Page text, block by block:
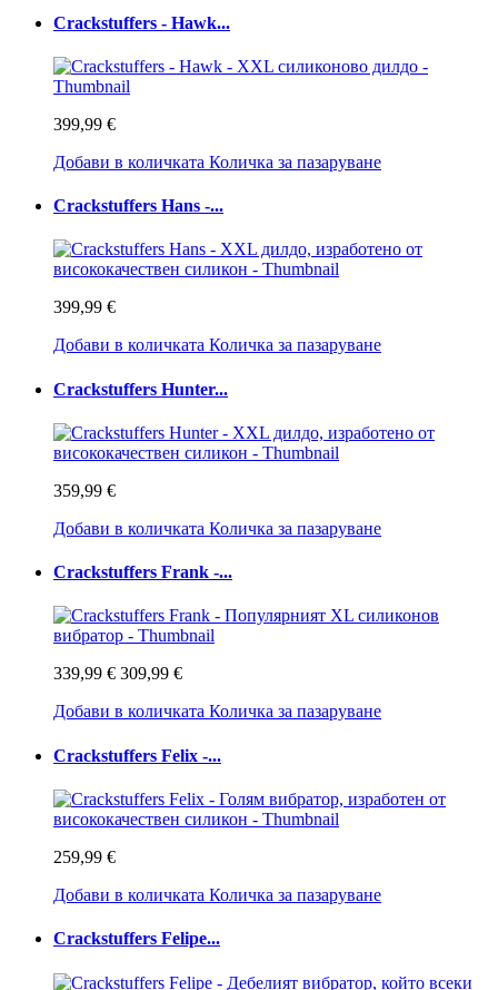
Crackstuffers - Hawk...
399,99 €
Добави в количката Количка за пазаруване
Crackstuffers Hans -...
399,99 €
Добави в количката Количка за пазаруване
Crackstuffers Hunter...
359,99 €
Добави в количката Количка за пазаруване
Crackstuffers Frank -...
339,99 € 309,99 €
Добави в количката Количка за пазаруване
Crackstuffers Felix -...
259,99 €
Добави в количката Количка за пазаруване
Crackstuffers Felipe...